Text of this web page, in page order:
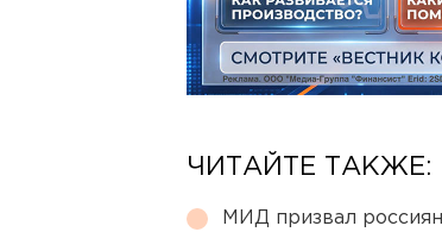
ЧИТАЙТЕ ТАКЖЕ:
МИД призвал